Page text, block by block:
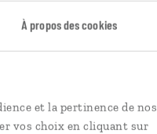
À propos des cookies
et la pertinence de nos
vos choix en cliquant sur
d'Islande